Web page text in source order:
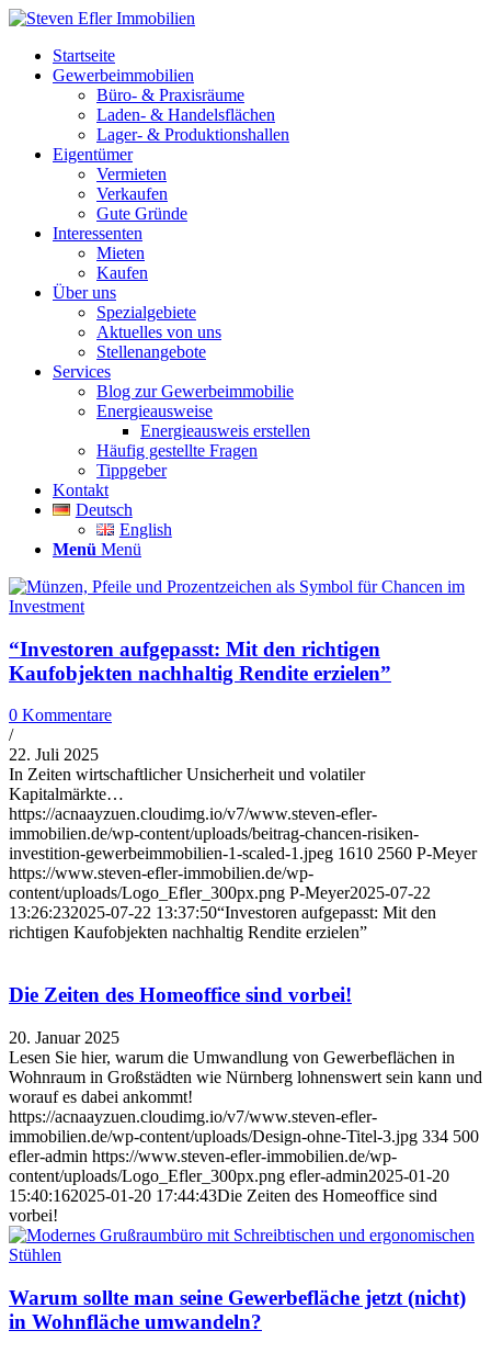
Startseite
Gewerbeimmobilien
Büro- & Praxisräume
Laden- & Handelsflächen
Lager- & Produktionshallen
Eigentümer
Vermieten
Verkaufen
Gute Gründe
Interessenten
Mieten
Kaufen
Über uns
Spezialgebiete
Aktuelles von uns
Stellenangebote
Services
Blog zur Gewerbeimmobilie
Energieausweise
Energieausweis erstellen
Häufig gestellte Fragen
Tippgeber
Kontakt
Deutsch
English
Menü Menü
“Investoren aufgepasst: Mit den richtigen
Kaufobjekten nachhaltig Rendite erzielen”
0 Kommentare
/
22. Juli 2025
In Zeiten wirtschaftlicher Unsicherheit und volatiler
Kapitalmärkte…
https://acnaayzuen.cloudimg.io/v7/www.steven-efler-
immobilien.de/wp-content/uploads/beitrag-chancen-risiken-
investition-gewerbeimmobilien-1-scaled-1.jpeg 1610 2560 P-Meyer
https://www.steven-efler-immobilien.de/wp-
content/uploads/Logo_Efler_300px.png P-Meyer2025-07-22
13:26:232025-07-22 13:37:50“Investoren aufgepasst: Mit den
richtigen Kaufobjekten nachhaltig Rendite erzielen”
Die Zeiten des Homeoffice sind vorbei!
20. Januar 2025
Lesen Sie hier, warum die Umwandlung von Gewerbeflächen in
Wohnraum in Großstädten wie Nürnberg lohnenswert sein kann und
worauf es dabei ankommt!
https://acnaayzuen.cloudimg.io/v7/www.steven-efler-
immobilien.de/wp-content/uploads/Design-ohne-Titel-3.jpg 334 500
efler-admin https://www.steven-efler-immobilien.de/wp-
content/uploads/Logo_Efler_300px.png efler-admin2025-01-20
15:40:162025-01-20 17:44:43Die Zeiten des Homeoffice sind
vorbei!
Warum sollte man seine Gewerbefläche jetzt (nicht)
in Wohnfläche umwandeln?